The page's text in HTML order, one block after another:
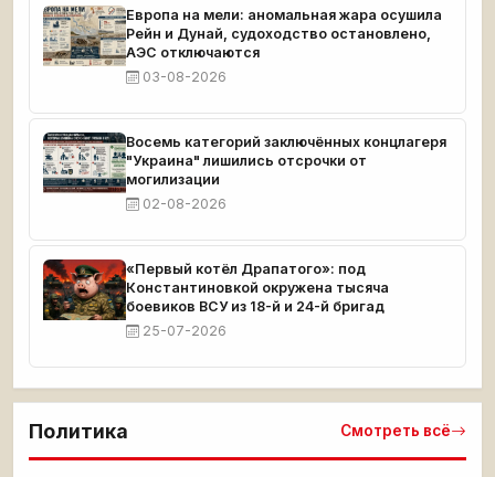
Европа на мели: аномальная жара осушила
Рейн и Дунай, судоходство остановлено,
АЭС отключаются
03-08-2026
Восемь категорий заключённых концлагеря
"Украина" лишились отсрочки от
могилизации
02-08-2026
«Первый котёл Драпатого»: под
Константиновкой окружена тысяча
боевиков ВСУ из 18-й и 24-й бригад
25-07-2026
Политика Смотреть всё